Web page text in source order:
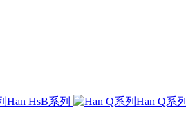
Han HsB系列 Han Q系列